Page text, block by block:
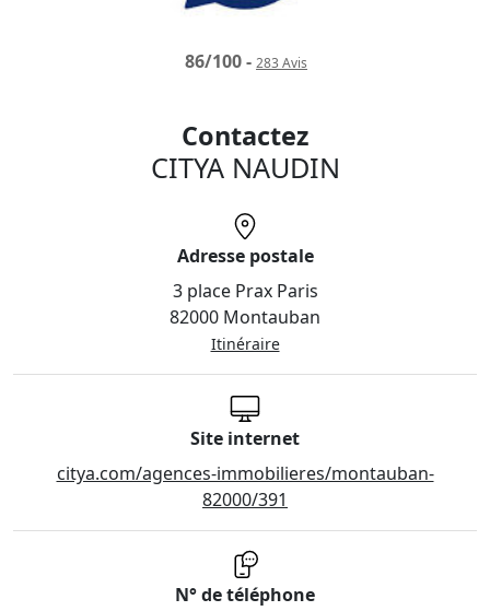
86/100- 283 Avis
Contactez
CITYA NAUDIN
Adresse postale
3 place Prax Paris
82000 Montauban
Itinéraire
Site internet
citya.com/agences-immobilieres/montauban-
82000/391
N° de téléphone